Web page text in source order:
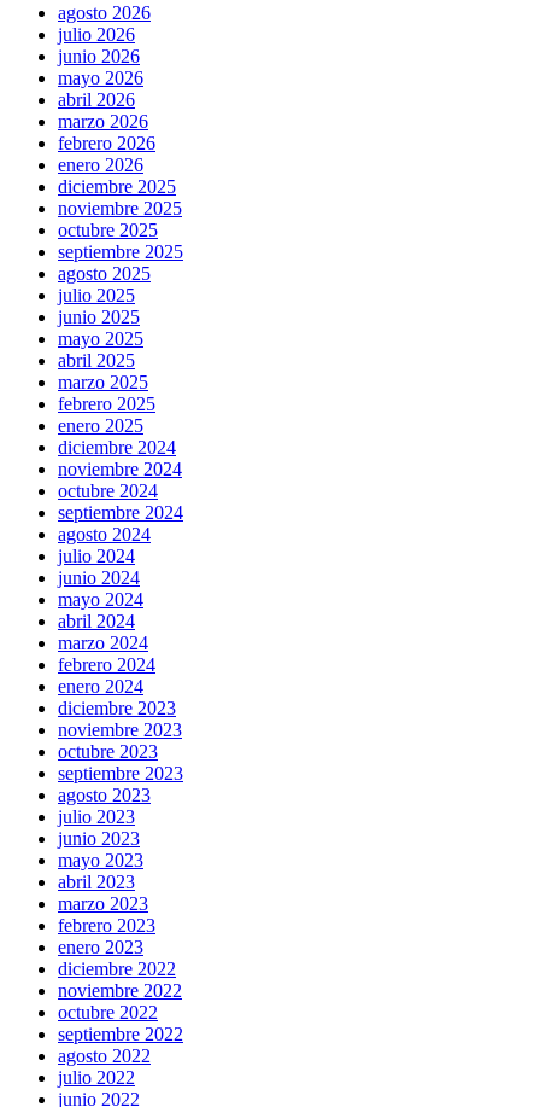
agosto 2026
julio 2026
junio 2026
mayo 2026
abril 2026
marzo 2026
febrero 2026
enero 2026
diciembre 2025
noviembre 2025
octubre 2025
septiembre 2025
agosto 2025
julio 2025
junio 2025
mayo 2025
abril 2025
marzo 2025
febrero 2025
enero 2025
diciembre 2024
noviembre 2024
octubre 2024
septiembre 2024
agosto 2024
julio 2024
junio 2024
mayo 2024
abril 2024
marzo 2024
febrero 2024
enero 2024
diciembre 2023
noviembre 2023
octubre 2023
septiembre 2023
agosto 2023
julio 2023
junio 2023
mayo 2023
abril 2023
marzo 2023
febrero 2023
enero 2023
diciembre 2022
noviembre 2022
octubre 2022
septiembre 2022
agosto 2022
julio 2022
junio 2022